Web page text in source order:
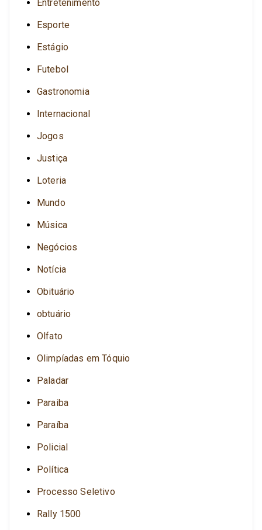
Entretenimento
Esporte
Estágio
Futebol
Gastronomia
Internacional
Jogos
Justiça
Loteria
Mundo
Música
Negócios
Notícia
Obituário
obtuário
Olfato
Olimpíadas em Tóquio
Paladar
Paraiba
Paraíba
Policial
Política
Processo Seletivo
Rally 1500